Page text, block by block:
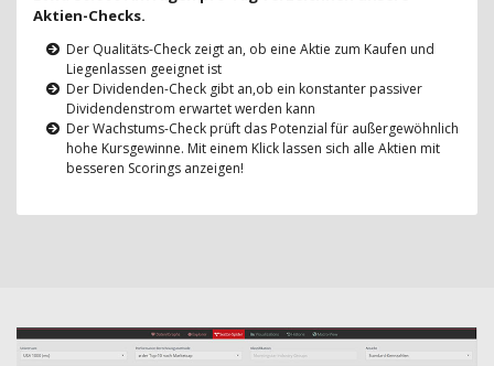
Aktien-Checks.
Der Qualitäts-Check zeigt an, ob eine Aktie zum Kaufen und
Liegenlassen geeignet ist
Der Dividenden-Check gibt an,ob ein konstanter passiver
Dividendenstrom erwartet werden kann
Der Wachstums-Check prüft das Potenzial für außergewöhnlich
hohe Kursgewinne. Mit einem Klick lassen sich alle Aktien mit
besseren Scorings anzeigen!